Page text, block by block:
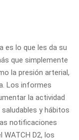
es lo que les da su
que simplemente
la presión arterial,
Los informes
la actividad
y hábitos
notificaciones
D2, los